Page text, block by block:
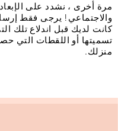
مرة أخرى ، نشدد على
والاجتماعي! يرجى فقط
كانت لديك قبل اندلاع تلك
تسميتها أو اللقطات التي
منزلك.